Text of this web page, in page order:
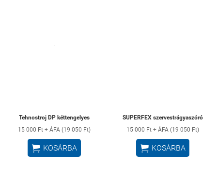
Tehnostroj DP kéttengelyes
15 000 Ft + ÁFA (19 050 Ft)
 KOSÁRBA
SUPERFEX szervestrágyaszóró
15 000 Ft + ÁFA (19 050 Ft)
 KOSÁRBA